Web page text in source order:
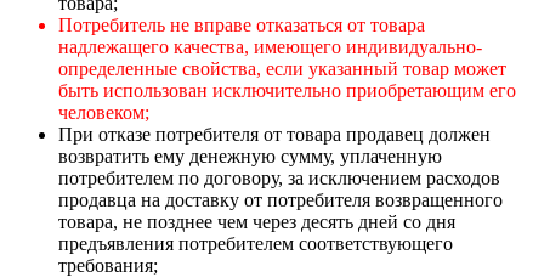
Потребитель не вправе отказаться от товара
надлежащего качества, имеющего индивидуально-
определенные свойства, если указанный товар может
быть использован исключительно приобретающим его
человеком;
При отказе потребителя от товара продавец должен
возвратить ему денежную сумму, уплаченную
потребителем по договору, за исключением расходов
продавца на доставку от потребителя возвращенного
товара, не позднее чем через десять дней со дня
предъявления потребителем соответствующего
требования;